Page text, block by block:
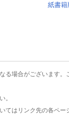
紙書籍
場合がございます。
。
はリンク先の各ペー